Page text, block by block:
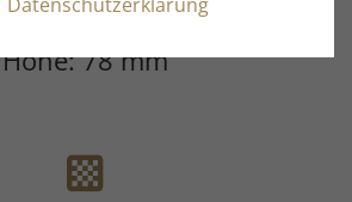
Höhe: 78 mm